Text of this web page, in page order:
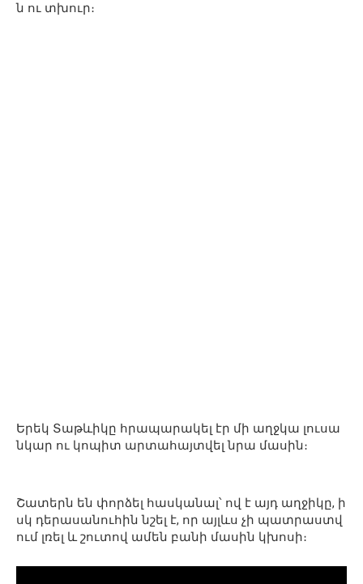
ն ու տխուր։
Երեկ Տաթևիկը հրապարակել էր մի աղջկա լուսա
նկար ու կոպիտ արտահայտվել նրա մասին։
Շատերն են փորձել հասկանալ՝ ով է այդ աղջիկը, ի
սկ դերասանուհին նշել է, որ այլևս չի պատրաստվ
ում լռել և շուտով ամեն բանի մասին կխոսի։